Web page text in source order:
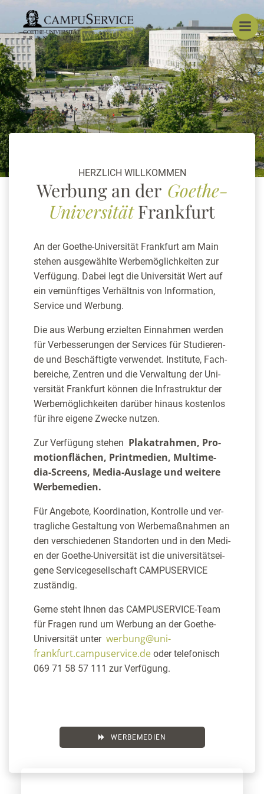
Zum
Inhalt
springen
HERZLICH WILLKOMMEN
Werbung an der Goethe-
Universität Frankfurt
An der Goe­the-Uni­ver­si­tät Frank­furt am Main
ste­hen aus­ge­wähl­te Wer­be­mög­lich­kei­ten zur
Ver­fü­gung. Dabei legt die Uni­ver­si­tät Wert auf
ein ver­nünf­ti­ges Ver­hält­nis von Infor­ma­ti­on,
Ser­vice und Werbung.
Die aus Wer­bung erziel­ten Ein­nah­men wer­den
für Ver­bes­se­run­gen der Ser­vices für Stu­die­ren­
de und Beschäf­tig­te ver­wen­det. Insti­tu­te, Fach­
be­rei­che, Zen­tren und die Ver­wal­tung der Uni­
ver­si­tät Frank­furt kön­nen die Infra­struk­tur der
Wer­be­mög­lich­kei­ten dar­über hin­aus kos­ten­los
für ihre eige­ne Zwe­cke nutzen.
Zur Ver­fü­gung stehen Pla­kat­rah­men, Pro­
mo­ti­on­flä­chen, Print­me­di­en, Mul­ti­me­
dia-Screens, Media-Aus­la­ge und wei­te­re
Werbemedien.
Für Ange­bo­te, Koor­di­na­ti­on, Kon­trol­le und ver­
trag­li­che Gestal­tung von Wer­be­maß­nah­men an
den ver­schie­de­nen Stand­or­ten und in den Medi­
en der Goe­the-Uni­ver­si­tät ist die uni­ver­si­täts­ei­
ge­ne Ser­vice­ge­sell­schaft CAMPUSERVICE
zuständig.
Ger­ne steht Ihnen das CAM­PU­SER­VICE-Team
für Fra­gen rund um Wer­bung an der Goe­the-
Uni­ver­si­tät unter werbung@uni-
frankfurt.campuservice.deoder tele­fo­nisch
069 71 58 57 111 zur Verfügung.
WERBEMEDIEN